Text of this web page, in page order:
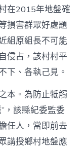
在2015年地盤確
損害群眾好處題
組原組長不可能
侵占，該村村平
下、各執己見。
本。為防止牴觸
，該縣紀委監委
任人，當即前去
講授鄉村地盤應